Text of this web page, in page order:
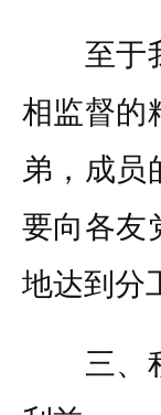
至于我
相监督的
弟，成员
要向各友
地达到分
三、积